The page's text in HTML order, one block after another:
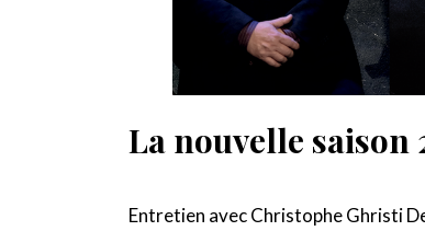
La nouvelle saison
Entretien avec Christophe Ghristi